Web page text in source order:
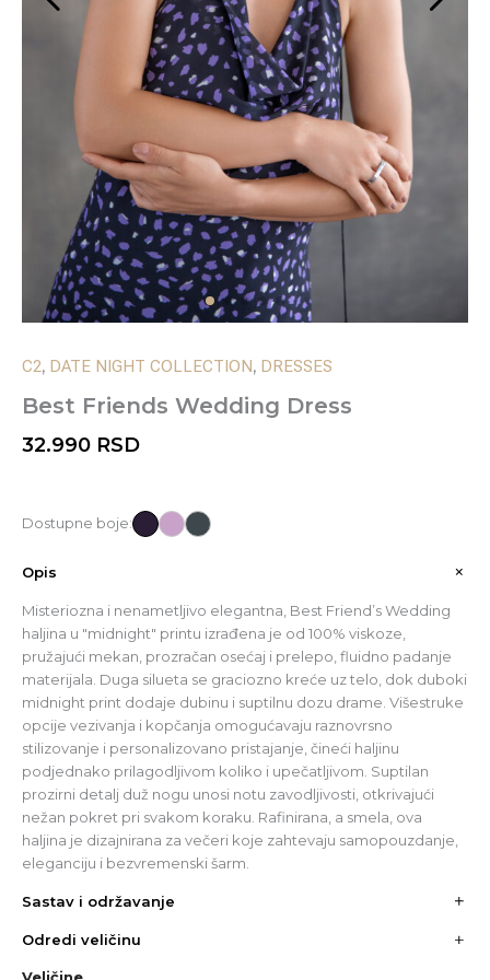
C2, DATE NIGHT COLLECTION, DRESSES
Best Friends Wedding Dress
32.990 RSD
Dostupne boje:
Opis
Misteriozna i nenametljivo elegantna, Best Friend’s Wedding
haljina u "midnight" printu izrađena je od 100% viskoze,
pružajući mekan, prozračan osećaj i prelepo, fluidno padanje
materijala. Duga silueta se graciozno kreće uz telo, dok duboki
midnight print dodaje dubinu i suptilnu dozu drame. Višestruke
opcije vezivanja i kopčanja omogućavaju raznovrsno
stilizovanje i personalizovano pristajanje, čineći haljinu
podjednako prilagodljivom koliko i upečatljivom. Suptilan
prozirni detalj duž nogu unosi notu zavodljivosti, otkrivajući
nežan pokret pri svakom koraku. Rafinirana, a smela, ova
haljina je dizajnirana za večeri koje zahtevaju samopouzdanje,
eleganciju i bezvremenski šarm.
Sastav i održavanje
Materijal:
Odredi veličinu
CM